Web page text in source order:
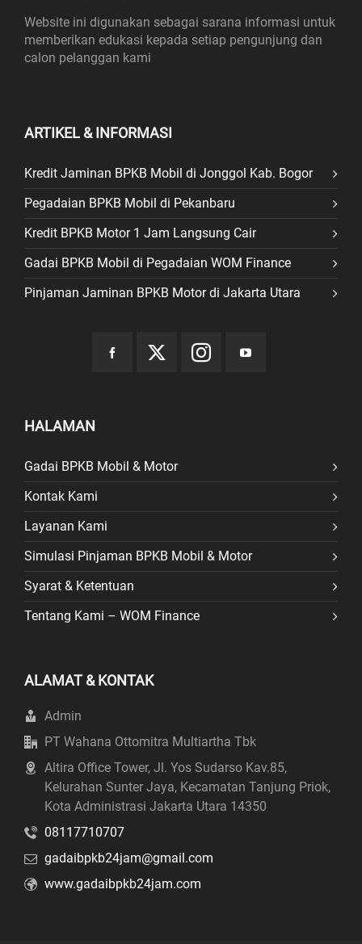
Website ini digunakan sebagai sarana informasi untuk
memberikan edukasi kepada setiap pengunjung dan
calon pelanggan kami
ARTIKEL & INFORMASI
Kredit Jaminan BPKB Mobil di Jonggol Kab. Bogor
Pegadaian BPKB Mobil di Pekanbaru
Kredit BPKB Motor 1 Jam Langsung Cair
Gadai BPKB Mobil di Pegadaian WOM Finance
Pinjaman Jaminan BPKB Motor di Jakarta Utara
HALAMAN
Gadai BPKB Mobil & Motor
Kontak Kami
Layanan Kami
Simulasi Pinjaman BPKB Mobil & Motor
Syarat & Ketentuan
Tentang Kami – WOM Finance
ALAMAT & KONTAK
Admin
PT Wahana Ottomitra Multiartha Tbk
Altira Office Tower, Jl. Yos Sudarso Kav.85,
Kelurahan Sunter Jaya, Kecamatan Tanjung Priok,
Kota Administrasi Jakarta Utara 14350
08117710707
gadaibpkb24jam@gmail.com
www.gadaibpkb24jam.com